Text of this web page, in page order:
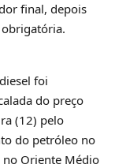
final, depois
foi
do preço
(12) pelo
do petróleo no
Oriente Médio